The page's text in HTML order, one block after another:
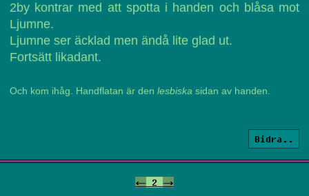
2by kontrar med att spotta i handen och blåsa mot
Ljumne.
Ljumne ser äcklad men ändå lite glad ut.
Fortsätt likadant.
Och kom ihåg. Handflatan är den lesbiska sidan av handen.
Bidra..
<- 2 ->